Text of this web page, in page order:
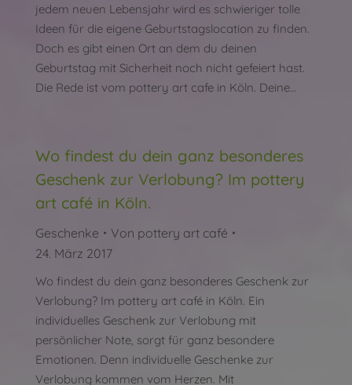
jedem neuen Lebensjahr wird es schwieriger tolle
Ideen für die eigene Geburtstagslocation zu finden.
Doch es gibt einen Ort an dem du deinen
Geburtstag mit Sicherheit noch nicht gefeiert hast.
Die Rede ist vom pottery art cafe in Köln. Deine…
Wo findest du dein ganz besonderes
Geschenk zur Verlobung? Im pottery
art café in Köln.
Geschenke Von pottery art café
24. März 2017
Wo findest du dein ganz besonderes Geschenk zur
Verlobung? Im pottery art café in Köln. Ein
individuelles Geschenk zur Verlobung mit
persönlicher Note, sorgt für ganz besondere
Emotionen. Denn individuelle Geschenke zur
Verlobung kommen vom Herzen. Mit